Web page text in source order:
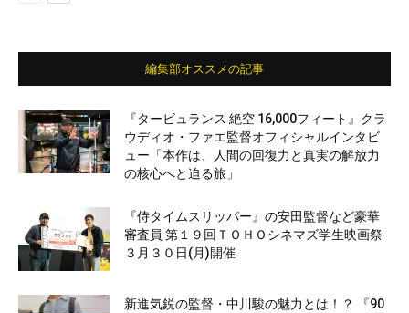
編集部オススメの記事
『タービュランス 絶空 16,000フィート』クラ
ウディオ・ファエ監督オフィシャルインタビ
ュー「本作は、人間の回復力と真実の解放力
の核心へと迫る旅」
『侍タイムスリッパー』の安田監督など豪華
審査員 第１９回ＴＯＨＯシネマズ学生映画祭
３月３０日(月)開催
新進気鋭の監督・中川駿の魅力とは！？ 『90